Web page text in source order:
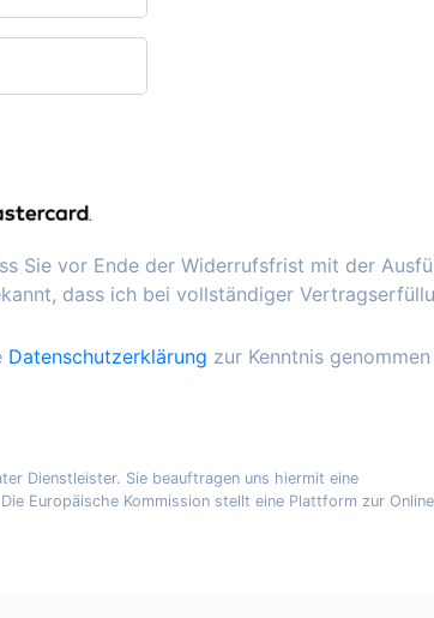
Sie vor Ende der Widerrufsfrist mit der
dass ich bei vollständiger
Datenschutzerklärung zur Kenntnis genommen
Dienstleister. Sie beauftragen uns hiermit eine
Europäische Kommission stellt eine Plattform zur